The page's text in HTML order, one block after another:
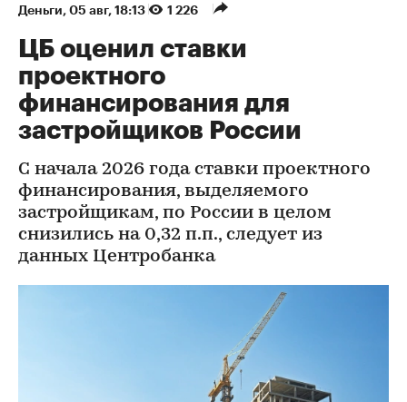
Деньги⁠, 05 авг, 18:13 1 226
ЦБ оценил ставки
проектного
финансирования для
застройщиков России
С начала 2026 года ставки проектного
финансирования, выделяемого
застройщикам, по России в целом
снизились на 0,32 п.п., следует из
данных Центробанка